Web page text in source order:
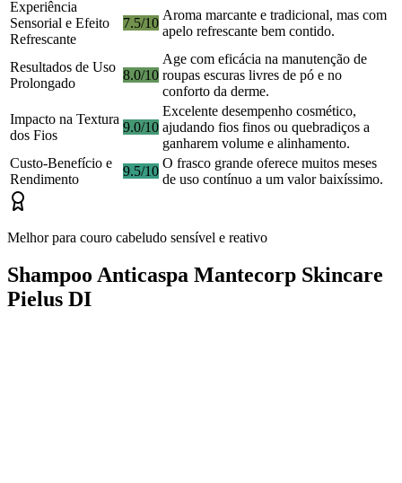
Experiência
Sensorial e Efeito
Refrescante
7.5/10
Aroma marcante e tradicional, mas com
apelo refrescante bem contido.
Resultados de Uso
Prolongado
8.0/10
Age com eficácia na manutenção de
roupas escuras livres de pó e no
conforto da derme.
Impacto na Textura
dos Fios
9.0/10
Excelente desempenho cosmético,
ajudando fios finos ou quebradiços a
ganharem volume e alinhamento.
Custo-Benefício e
Rendimento
9.5/10
O frasco grande oferece muitos meses
de uso contínuo a um valor baixíssimo.
Melhor para couro cabeludo sensível e reativo
Shampoo Anticaspa Mantecorp Skincare
Pielus DI